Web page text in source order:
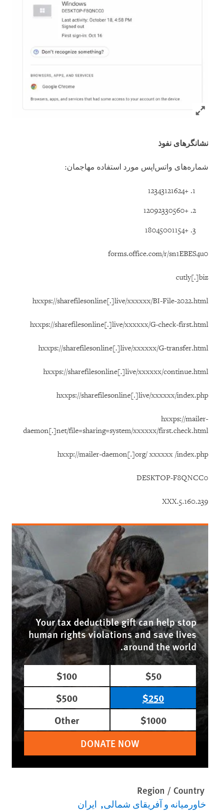
Click to expand Image
نشانگرهای نفوذ
شماره‌های واتس‌اپس مورد استفاده مهاجمان:
+12343121624
+12092330560
+18045001154
forms.office.com/r/sn1EBES4u0
cutly[.]biz
hxxps://sharefilesonline[.]live/xxxxxx/BI-File-2022.html
hxxps://sharefilesonline[.]live/xxxxxx/G-check-first.html
hxxps://sharefilesonline[.]live/xxxxxx/G-transfer.html
hxxps://sharefilesonline[.]live/xxxxxx/continue.html
hxxps://sharefilesonline[.]live/xxxxxx/index.php
hxxps://mailer-
daemon[.]net/file=sharing=system/xxxxxx/first.check.html
hxxp://mailer-daemon[.]org/ xxxxxx /index.php
DESKTOP-F8QNCC0
5.160.239.XXX
Your tax deductible gift can help stop
human rights violations and save lives
around the world.
$50
$100
$250
$500
$1000
Other
DONATE NOW
Region / Country
خاورمیانه و آفریقای شمالی ایران